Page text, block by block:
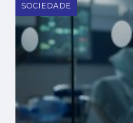
SOCIEDADE